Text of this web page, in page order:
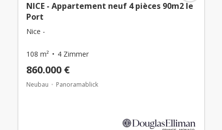
NICE - Appartement neuf 4 pièces 90m2 le
Port
Nice -
108 m² 4 Zimmer
860.000 €
Neubau Panoramablick